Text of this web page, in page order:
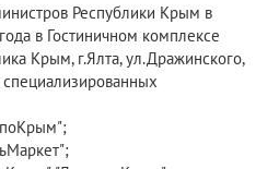
Республики Крым в
в Гостиничном комплексе
Крым, г.Ялта, ул.Дражинского,